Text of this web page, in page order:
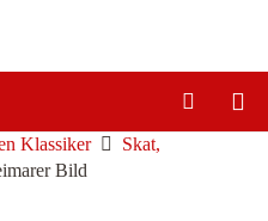
Klassiker
Skat,
Bild